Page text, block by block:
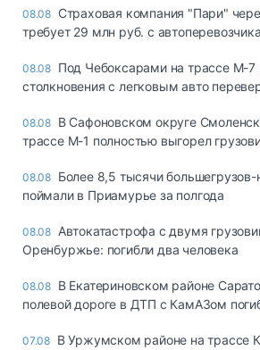
08.08 Страховая компания "Пари"
требует 29 млн руб. с
08.08 Под Чебоксарами на трассе М-7
столкновения с легковым авто
08.08 В Сафоновском округе
трассе М-1 полностью выгорел
08.08 Более 8,5 тысячи
поймали в Приамурье за полгода
08.08 Автокатастрофа с двумя
Оренбуржье: погибли два человека
08.08 В Екатериновском районе
полевой дороге в ДТП с КамАЗом
07.08 В Уржумском районе на трассе